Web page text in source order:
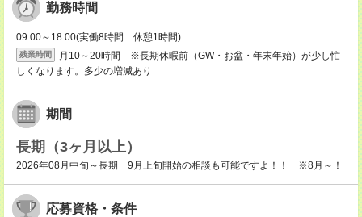
勤務時間
09:00～18:00(実働8時間 休憩1時間)
残業時間
月10～20時間 ※長期休暇前（GW・お盆・年末年始）が少し忙
しくなります。多少の増減あり
期間
長期（3ヶ月以上）
2026年08月中旬～長期 9月上旬開始の相談も可能ですよ！！ ※8月～！
応募資格・条件